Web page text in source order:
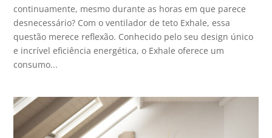
continuamente, mesmo durante as horas em que parece
desnecessário? Com o ventilador de teto Exhale, essa
questão merece reflexão. Conhecido pelo seu design único
e incrível eficiência energética, o Exhale oferece um
consumo...